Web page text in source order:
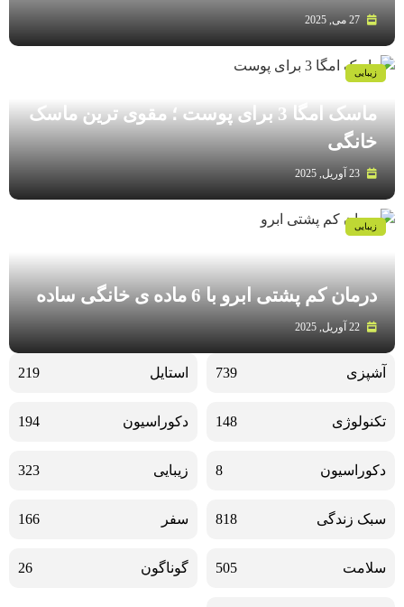
ماسک امگا 3 برای پوست ؛ مقوی ترین ماسک
خانگی
زیبایی
درمان کم پشتی ابرو با 6 ماده ی خانگی ساده
زیبایی
آشپزی 739 استایل 219
تکنولوژی 148 دکوراسیون 194
دکوراسیون 8 زیبایی 323
سبک زندگی 818 سفر 166
سلامت 505 گوناگون 26